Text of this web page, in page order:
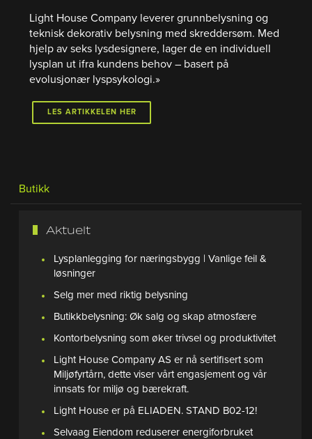
Light House Company leverer grunnbelysning og
teknisk dekorativ belysning med skreddersøm. Med
hjelp av seks lysdesignere, lager de en individuell
lysplan ut ifra kundens behov – basert på
evolusjonær lyspsykologi.»
LES ARTIKKELEN HER
Butikk
Aktuelt
Lysplanlegging for næringsbygg | Vanlige feil &
løsninger
Selg mer med riktig belysning
Butikkbelysning: Øk salg og skap atmosfære
Kontorbelysning som øker trivsel og produktivitet
Light House Company AS er nå sertifisert som
Miljøfyrtårn, dette viser vårt engasjement og vår
innsats for miljø og bærekraft.
Light House er på ELIADEN. STAND B02-12!
Selvaag Eiendom reduserer energiforbruket